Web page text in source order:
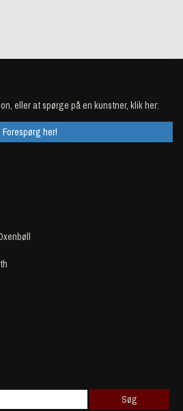
eller at spørge på en kunstner, klik her:
Forespørg her!